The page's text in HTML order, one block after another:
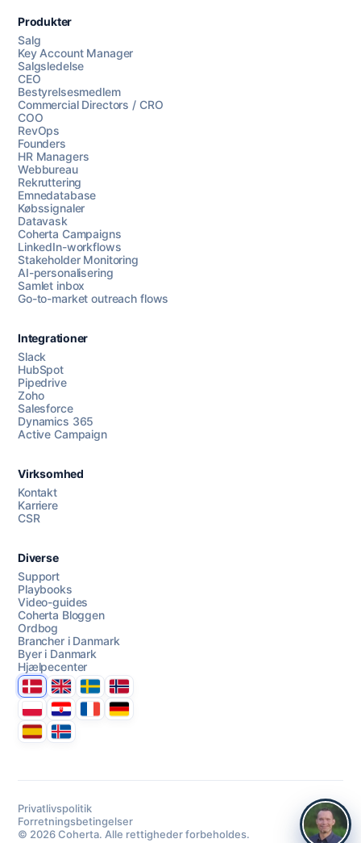
Chat med os
AI Campaign Assist
Produkter
Salg
Key Account Manager
Salgsledelse
CEO
Bestyrelsesmedlem
Commercial Directors / CRO
COO
RevOps
Founders
HR Managers
Webbureau
Rekruttering
Emnedatabase
Købssignaler
Datavask
Coherta Campaigns
LinkedIn-workflows
Stakeholder Monitoring
AI-personalisering
Samlet inbox
Go-to-market outreach flows
Integrationer
Slack
HubSpot
Pipedrive
Zoho
Salesforce
Dynamics 365
Active Campaign
Virksomhed
Kontakt
Karriere
CSR
Diverse
Support
Playbooks
Video-guides
Coherta Bloggen
Ordbog
Brancher i Danmark
Byer i Danmark
Hjælpecenter
DanmarkUnited Kingdom
SverigeNorge
PolskaHrvatskaFranceDeutschland
EspanaÍsland
Privatlivspolitik
Forretningsbetingelser
© 2026 Coherta. Alle rettigheder forbeholdes.